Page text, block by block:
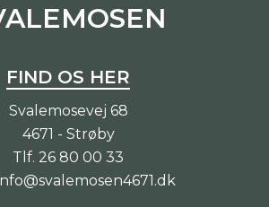
FIND OS HER
Svalemosevej 68
4671 - Strøby
Tlf. 26 80 00 33